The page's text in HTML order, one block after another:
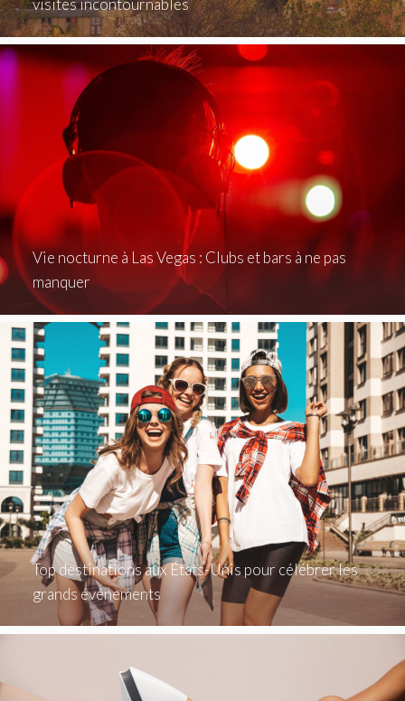
visites incontournables
Vie nocturne à Las Vegas : Clubs et bars à ne pas
manquer
Top destinations aux États-Unis pour célébrer les
grands événements